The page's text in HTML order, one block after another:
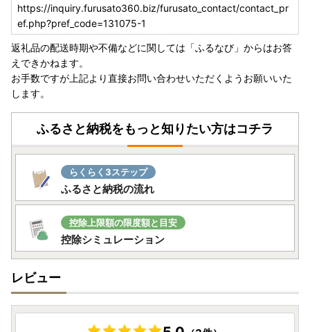
https://inquiry.furusato360.biz/furusato_contact/contact_pr
ef.php?pref_code=131075-1
返礼品の配送時期や不備などに関しては「ふるなび」からはお答
えできかねます。
お手数ですが上記より直接お問い合わせいただくようお願いいた
します。
ふるさと納税をもっと知りたい方はコチラ
らくらく3ステップ
ふるさと納税の流れ
控除上限額の限度額と目安
控除シミュレーション
レビュー